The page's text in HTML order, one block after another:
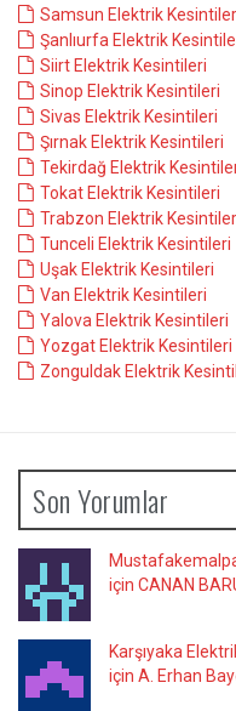
Samsun Elektrik
Şanlıurfa Elektrik
Siirt Elektrik Kesintileri
Sinop Elektrik Kesintileri
Sivas Elektrik Kesintileri
Şırnak Elektrik Kesintileri
Tekirdağ Elektrik
Tokat Elektrik Kesintileri
Trabzon Elektrik
Tunceli Elektrik Kesintileri
Uşak Elektrik Kesintileri
Van Elektrik Kesintileri
Yalova Elektrik Kesintileri
Yozgat Elektrik Kesintileri
Zonguldak Elektrik
Son Yorumlar
için CANAN
Karşıyaka
için A. Erhan